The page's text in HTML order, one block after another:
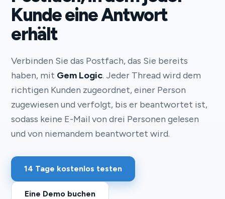
Kunde eine Antwort
erhält
Verbinden Sie das Postfach, das Sie bereits
haben, mit Gem Logic. Jeder Thread wird dem
richtigen Kunden zugeordnet, einer Person
zugewiesen und verfolgt, bis er beantwortet ist,
sodass keine E-Mail von drei Personen gelesen
und von niemandem beantwortet wird.
14 Tage kostenlos testen
Eine Demo buchen